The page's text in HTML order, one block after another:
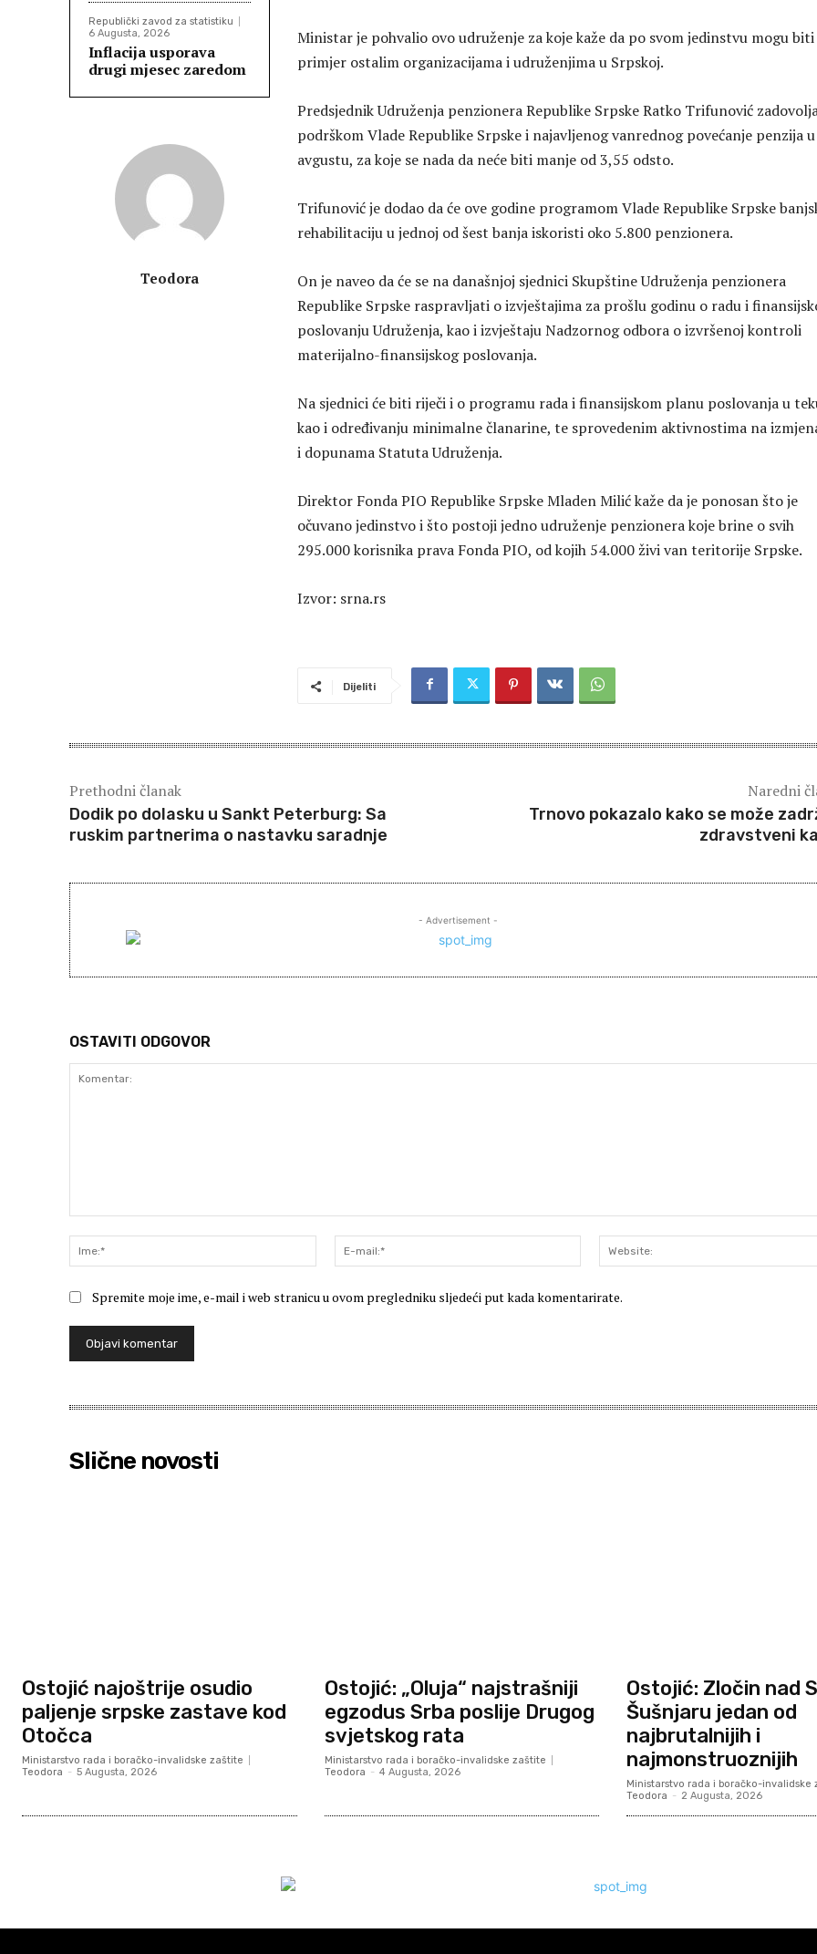
Republički zavod za statistiku
6 Augusta, 2026
Inflacija usporava
drugi mjesec zaredom
Teodora
Ministar je pohvalio ovo udruženje za koje kaže da po svom jedinstvu mogu biti
primjer ostalim organizacijama i udruženjima u Srpskoj.
Predsjednik Udruženja penzionera Republike Srpske Ratko Trifunović
podrškom Vlade Republike Srpske i najavljenog vanrednog povećanje penzija u
avgustu, za koje se nada da neće biti manje od 3,55 odsto.
Trifunović je dodao da će ove godine programom Vlade Republike Srpske
rehabilitaciju u jednoj od šest banja iskoristi oko 5.800 penzionera.
On je naveo da će se na današnjoj sjednici Skupštine Udruženja penzionera
Republike Srpske raspravljati o izvještajima za prošlu godinu o radu i
poslovanju Udruženja, kao i izvještaju Nadzornog odbora o izvršenoj kontroli
materijalno-finansijskog poslovanja.
Na sjednici će biti riječi i o programu rada i finansijskom planu poslovanja u
kao i određivanju minimalne članarine, te sprovedenim aktivnostima na
i dopunama Statuta Udruženja.
Direktor Fonda PIO Republike Srpske Mladen Milić kaže da je ponosan što je
očuvano jedinstvo i što postoji jedno udruženje penzionera koje brine o svih
295.000 korisnika prava Fonda PIO, od kojih 54.000 živi van teritorije Srpske.
Izvor: srna.rs
Dijeliti
Prethodni članak
Dodik po dolasku u Sankt Peterburg: Sa
ruskim partnerima o nastavku saradnje
Naredni
Trnovo pokazalo kako se može
zdravstveni
- Advertisement -
OSTAVITI ODGOVOR
Ime:*
mail:*
Spremite moje ime, e-mail i web stranicu u ovom pregledniku sljedeći put kada komentarirate.
Slične novosti
Ostojić najoštrije osudio
paljenje srpske zastave kod
Otočca
Ministarstvo rada i boračko-invalidske zaštite
Teodora - 5 Augusta, 2026
Ostojić: „Oluja“ najstrašniji
egzodus Srba poslije Drugog
svjetskog rata
Ministarstvo rada i boračko-invalidske zaštite
Teodora - 4 Augusta, 2026
Ostojić: Zločin nad
Šušnjaru jedan od
najbrutalnijih i
najmonstruoznijih
Ministarstvo rada i boračko-invalidske
Teodora - 2 Augusta, 2026